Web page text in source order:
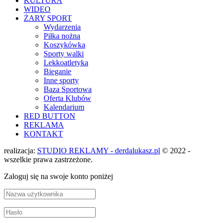
WIDEO
ŻARY SPORT
Wydarzenia
Piłka nożna
Koszykówka
Sporty walki
Lekkoatletyka
Bieganie
Inne sporty
Baza Sportowa
Oferta Klubów
Kalendarium
RED BUTTON
REKLAMA
KONTAKT
realizacja: STUDIO REKLAMY - derdalukasz.pl © 2022 -
wszelkie prawa zastrzeżone.
Zaloguj się na swoje konto poniżej